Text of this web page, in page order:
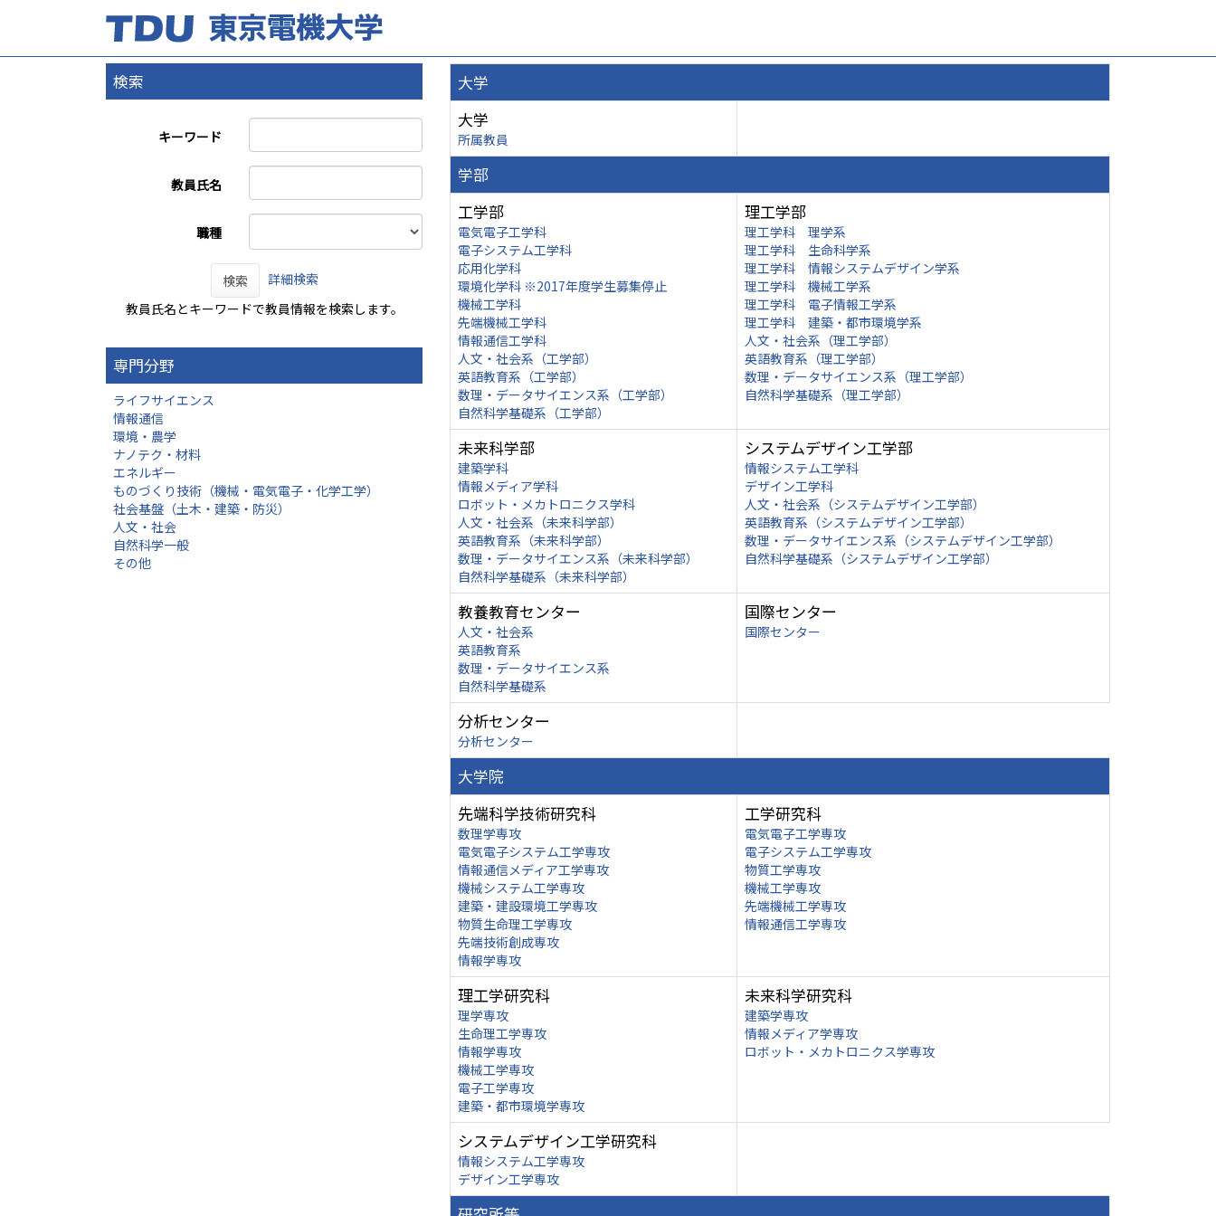
検索
キーワード
教員氏名
職種
検索
詳細検索
教員氏名とキーワードで教員情報を検索します。
専門分野
ライフサイエンス
情報通信
環境・農学
ナノテク・材料
エネルギー
ものづくり技術（機械・電気電子・化学工学）
社会基盤（土木・建築・防災）
人文・社会
自然科学一般
その他
大学
大学
所属教員
学部
工学部
電気電子工学科
電子システム工学科
応用化学科
環境化学科 ※2017年度学生募集停止
機械工学科
先端機械工学科
情報通信工学科
人文・社会系（工学部）
英語教育系（工学部）
数理・データサイエンス系（工学部）
自然科学基礎系（工学部）
理工学部
理工学科 理学系
理工学科 生命科学系
理工学科 情報システムデザイン学系
理工学科 機械工学系
理工学科 電子情報工学系
理工学科 建築・都市環境学系
人文・社会系（理工学部）
英語教育系（理工学部）
数理・データサイエンス系（理工学部）
自然科学基礎系（理工学部）
未来科学部
建築学科
情報メディア学科
ロボット・メカトロニクス学科
人文・社会系（未来科学部）
英語教育系（未来科学部）
数理・データサイエンス系（未来科学部）
自然科学基礎系（未来科学部）
システムデザイン工学部
情報システム工学科
デザイン工学科
人文・社会系（システムデザイン工学部）
英語教育系（システムデザイン工学部）
数理・データサイエンス系（システムデザイン工学部）
自然科学基礎系（システムデザイン工学部）
教養教育センター
人文・社会系
英語教育系
数理・データサイエンス系
自然科学基礎系
国際センター
国際センター
分析センター
分析センター
大学院
先端科学技術研究科
数理学専攻
電気電子システム工学専攻
情報通信メディア工学専攻
機械システム工学専攻
建築・建設環境工学専攻
物質生命理工学専攻
先端技術創成専攻
情報学専攻
工学研究科
電気電子工学専攻
電子システム工学専攻
物質工学専攻
機械工学専攻
先端機械工学専攻
情報通信工学専攻
理工学研究科
理学専攻
生命理工学専攻
情報学専攻
機械工学専攻
電子工学専攻
建築・都市環境学専攻
未来科学研究科
建築学専攻
情報メディア学専攻
ロボット・メカトロニクス学専攻
システムデザイン工学研究科
情報システム工学専攻
デザイン工学専攻